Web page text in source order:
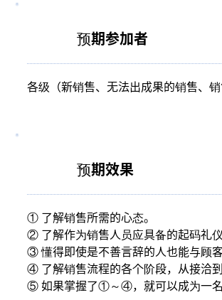
预期参加者
各级（新销售、无法出成果的销售、销
预期效果
① 了解销售所需的心态。
② 了解作为销售人员应具备的起码礼
③ 懂得即使是不善言辞的人也能与顾
④ 了解销售流程的各个阶段，从接洽
⑤ 如果掌握了①～④，就可以成为一